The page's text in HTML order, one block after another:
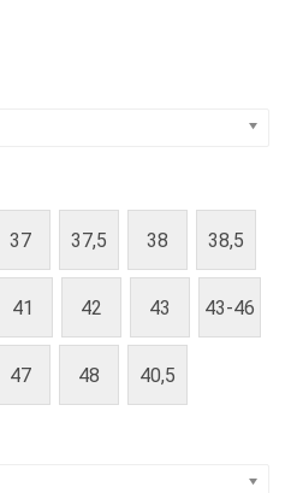
37 37,5 38 38,5
41 42 43 43-46
47 48 40,5